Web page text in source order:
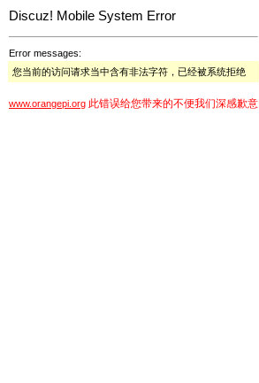
Discuz! Mobile System Error
Error messages:
您当前的访问请求当中含有非法字符，已经被系统拒绝
www.orangepi.org 此错误给您带来的不便我们深感歉意